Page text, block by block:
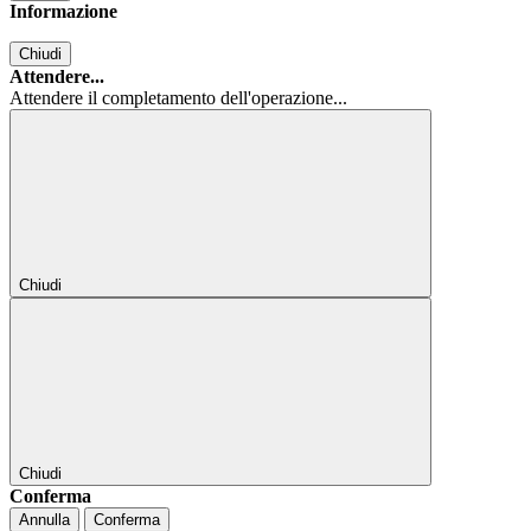
Informazione
Chiudi
Attendere...
Attendere il completamento dell'operazione...
Chiudi
Chiudi
Conferma
Annulla Conferma